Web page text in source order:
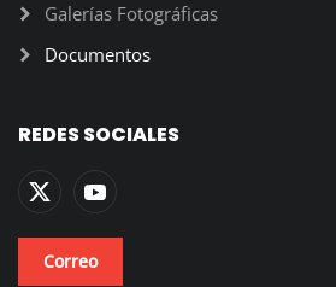
Galerías Fotográficas
Documentos
REDES SOCIALES
Correo